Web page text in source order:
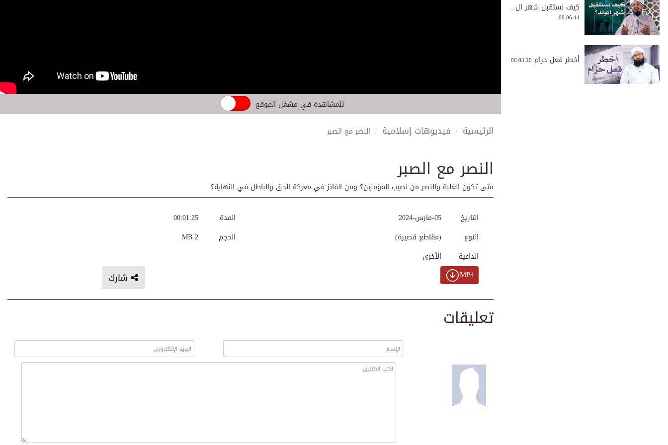
للمشاهدة في مشغل الموقع
الرئيسية فيديوهات إسلامية النصر مع الصبر
النصر مع الصبر
متى تكون الغلبة والنصر من نصيب المؤمنين؟ ومن الفائز في معركة الحق والباطل في النهاية؟
00:01:25
المدة
2 MB
الحجم
05-مارس-2024
التاريخ
(مقاطع قصيرة)
النوع
الأخرى
الداعية
شارك MP4
تعليقات
كيف نستقبل شهر ال...
00:06:44
أخطر فعل حرام 00:03:20